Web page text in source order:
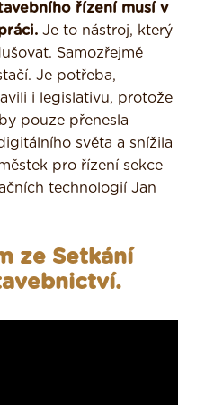
řízení musí v
Je to nástroj, který
Samozřejmě
Je potřeba,
i legislativu, protože
pouze přenesla
světa a snížila
pro řízení sekce
technologií Jan
ze Setkání